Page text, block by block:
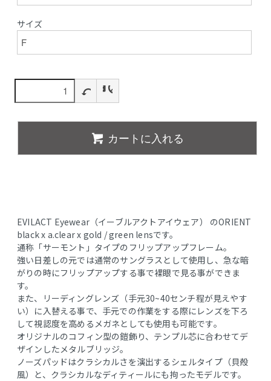
サイズ
カートに入れる
EVILACT Eyewear（イーブルアクトアイウェア） のORIENT
black x a.clear x gold / green lensです。
通称「サーモント」タイプのフリップアップフレーム。
強い日差しの元では通常のサングラスとして使用し、急な暗
がりの時にフリップアップする事で裸眼で見る事ができま
す。
また、リーディングレンズ（手元30~40センチ程が見えやす
い）に入替える事で、手元での作業をする際にレンズを下ろ
して視認度を高めるメガネとしても使用も可能です。
オリジナルのコフィン型の鎧飾り、テンプル芯に合わせてデ
ザインしたメタルブリッジ。
ノーズパッドはクラシカルさを演出するシェルタイプ（貝殻
風）と、クラシカルなディティールにも拘ったモデルです。